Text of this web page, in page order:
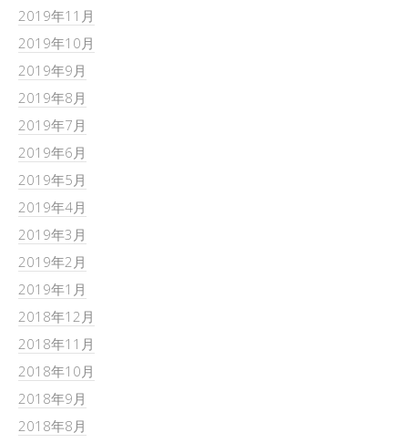
2019年11月
2019年10月
2019年9月
2019年8月
2019年7月
2019年6月
2019年5月
2019年4月
2019年3月
2019年2月
2019年1月
2018年12月
2018年11月
2018年10月
2018年9月
2018年8月